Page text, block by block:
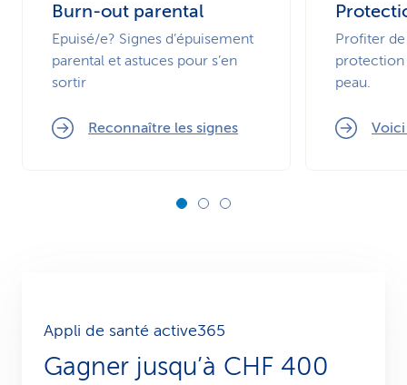
Burn-out parental
Epuisé/e? Signes d’épuisement
parental et astuces pour s’en
sortir
Reconnaître les signes
Profiter de
protection
peau.
Appli de santé active365
Gagner jusqu’à CHF 400